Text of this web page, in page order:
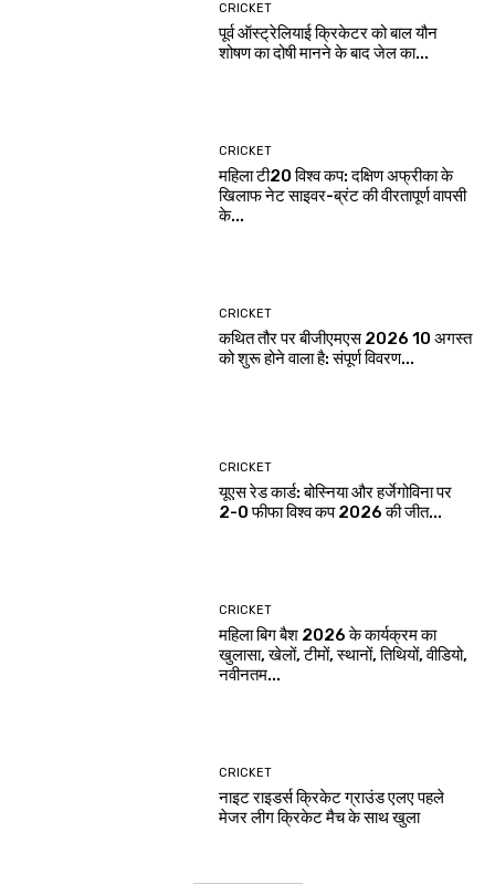
CRICKET
पूर्व ऑस्ट्रेलियाई क्रिकेटर को बाल यौन
शोषण का दोषी मानने के बाद जेल का...
CRICKET
महिला टी20 विश्व कप: दक्षिण अफ्रीका के
खिलाफ नेट साइवर-ब्रंट की वीरतापूर्ण वापसी
के...
CRICKET
कथित तौर पर बीजीएमएस 2026 10 अगस्त
को शुरू होने वाला है: संपूर्ण विवरण...
CRICKET
यूएस रेड कार्ड: बोस्निया और हर्जेगोविना पर
2-0 फीफा विश्व कप 2026 की जीत...
CRICKET
महिला बिग बैश 2026 के कार्यक्रम का
खुलासा, खेलों, टीमों, स्थानों, तिथियों, वीडियो,
नवीनतम...
CRICKET
नाइट राइडर्स क्रिकेट ग्राउंड एलए पहले
मेजर लीग क्रिकेट मैच के साथ खुला